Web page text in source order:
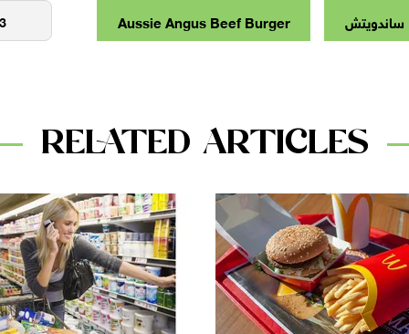
ساندويتش Aussie Angus Beef Burger
RELATED ARTICLES